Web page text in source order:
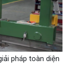
pháp toàn diện